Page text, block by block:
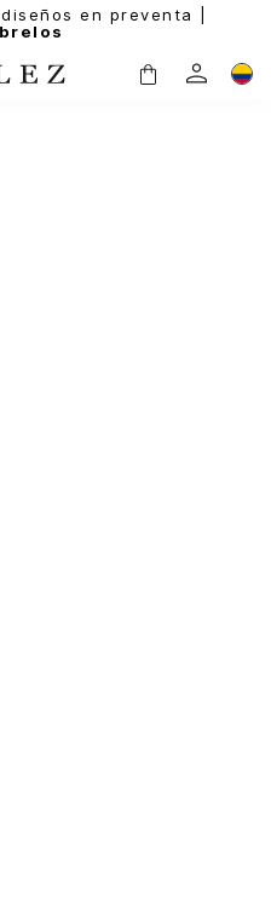
en preventa |